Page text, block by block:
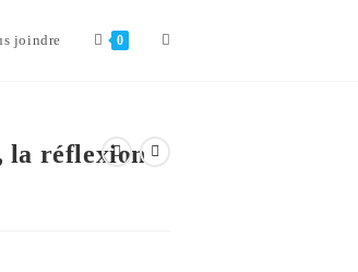
joindre 0 Toggle
la réflexion